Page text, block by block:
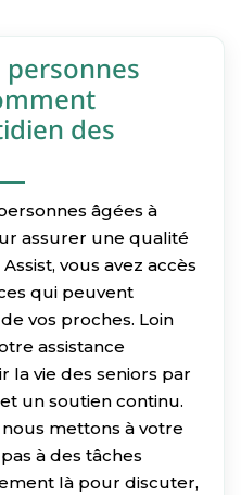
des
âgées à
assurer une qualité
vous avez accès
qui peuvent
vos proches. Loin
assistance
la vie des seniors par
un soutien continu.
mettons à votre
à des tâches
là pour discuter,